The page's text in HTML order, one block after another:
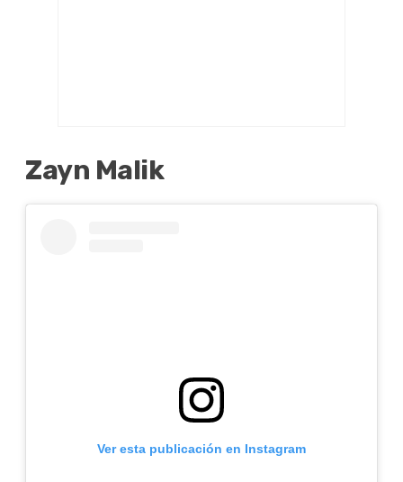
Zayn Malik
Ver esta publicación en Instagram